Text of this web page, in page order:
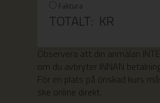
Faktura
TOTALT: KR
Observera att din anmälan
om du avbryter INNAN
För en plats på önskad kurs
ske online direkt.